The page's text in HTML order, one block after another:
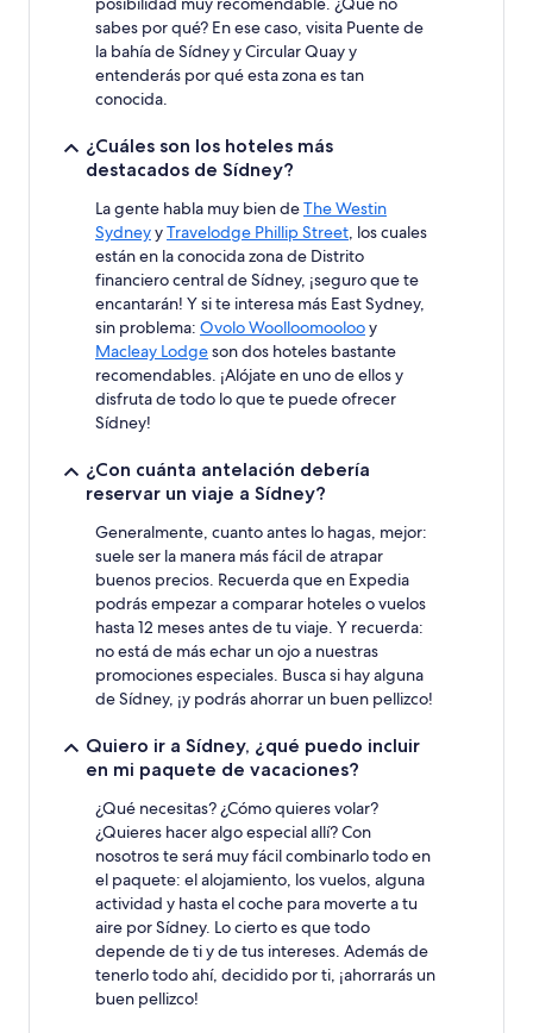
sabes por qué? En ese caso, visita Puente de
la bahía de Sídney y Circular Quay y
entenderás por qué esta zona es tan
conocida.
¿Cuáles son los hoteles más
destacados de Sídney?
La gente habla muy bien deThe Westin
SydneyyTravelodge Phillip Street, los cuales
están en la conocida zona de Distrito
financiero central de Sídney, ¡seguro que te
encantarán! Y si te interesa más East Sydney,
sin problema: Ovolo Woolloomoolooy
Macleay Lodgeson dos hoteles bastante
recomendables. ¡Alójate en uno de ellos y
disfruta de todo lo que te puede ofrecer
Sídney!
¿Con cuánta antelación debería
reservar un viaje a Sídney?
Generalmente, cuanto antes lo hagas, mejor:
suele ser la manera más fácil de atrapar
buenos precios. Recuerda que en Expedia
podrás empezar a comparar hoteles o vuelos
hasta 12 meses antes de tu viaje. Y recuerda:
no está de más echar un ojo a nuestras
promociones especiales. Busca si hay alguna
de Sídney, ¡y podrás ahorrar un buen pellizco!
Quiero ir a Sídney, ¿qué puedo incluir
en mi paquete de vacaciones?
¿Qué necesitas? ¿Cómo quieres volar?
¿Quieres hacer algo especial allí? Con
nosotros te será muy fácil combinarlo todo en
el paquete: el alojamiento, los vuelos, alguna
actividad y hasta el coche para moverte a tu
aire por Sídney. Lo cierto es que todo
depende de ti y de tus intereses. Además de
tenerlo todo ahí, decidido por ti, ¡ahorrarás un
buen pellizco!